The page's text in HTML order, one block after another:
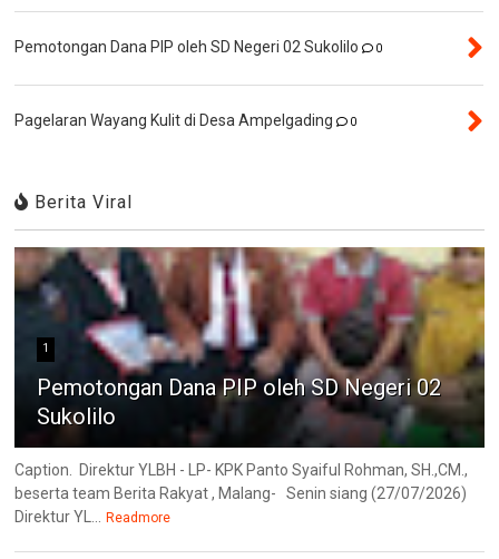
Pemotongan Dana PIP oleh SD Negeri 02 Sukolilo 0
Pagelaran Wayang Kulit di Desa Ampelgading 0
Berita Viral
1
Pemotongan Dana PIP oleh SD Negeri 02
Sukolilo
Caption. Direktur YLBH - LP- KPK Panto Syaiful Rohman, SH.,CM.,
beserta team Berita Rakyat , Malang- Senin siang (27/07/2026)
Direktur YL...
Readmore